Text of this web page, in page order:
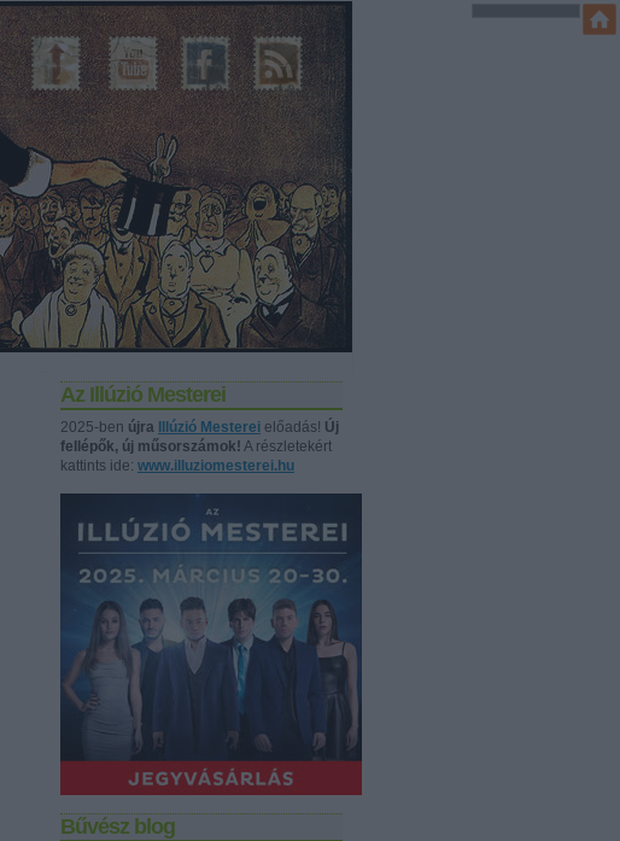
Az Illúzió Mesterei
2025-ben újra Illúzió Mesterei előadás! Új
fellépők, új műsorszámok! A részletekért
kattints ide: www.illuziomesterei.hu
Bűvész blog